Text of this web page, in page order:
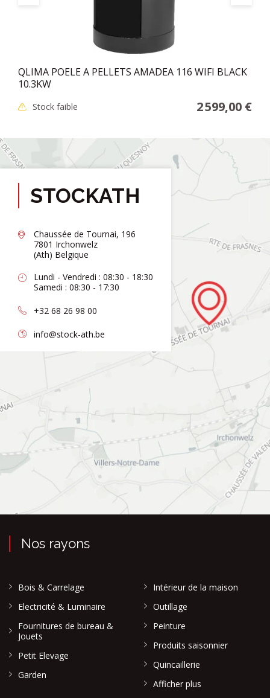
QLIMA POELE A PELLETS AMADEA 116 WIFI BLACK
10.3KW
Stock faible 2 599,00 €
STOCKATH
Chaussée de Tournai, 196
7801 Irchonwelz
(Ath) Belgique
Lundi - Vendredi : 08:30 - 18:30
Samedi : 08:30 - 17:30
+32 68 26 98 00
info@stock-ath.be
Nos rayons
Bois & Carrelage
Electricité & Luminaire
Fournitures de bureau &
Jouets
Petit Elevage
Garden
Intérieur de la maison
Outillage
Peinture
Produits saisonnier
Quincaillerie
Afficher plus